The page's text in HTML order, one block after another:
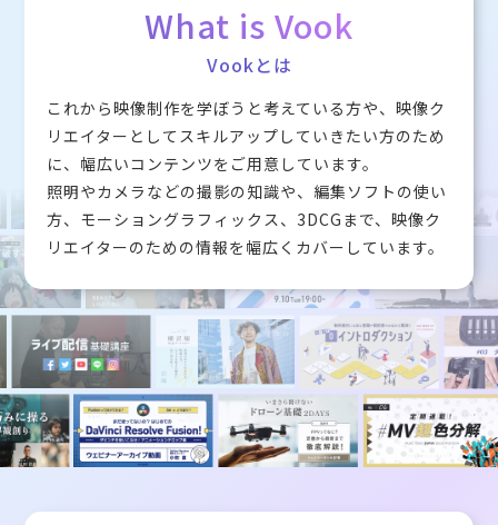
What is Vook
Vookとは
これから映像制作を学ぼうと考えている方や、映像ク
リエイターとしてスキルアップしていきたい方のため
に、幅広いコンテンツをご用意しています。
照明やカメラなどの撮影の知識や、編集ソフトの使い
方、モーショングラフィックス、3DCGまで、映像ク
リエイターのための情報を幅広くカバーしています。